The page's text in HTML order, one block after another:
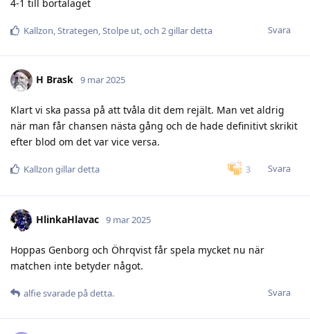
4-1 till bortalaget
Svara
Kallzon,Strategen,Stolpe ut, och 2gillar detta
H Brask 9 mar 2025
Klart vi ska passa på att tvåla dit dem rejält. Man vet aldrig
när man får chansen nästa gång och de hade definitivt skrikit
efter blod om det var vice versa.
3 Svara
Kallzon gillar detta
HlinkaHlavac 9 mar 2025
Hoppas Genborg och Öhrqvist får spela mycket nu när
matchen inte betyder något.
Svara
alfiesvarade på detta.